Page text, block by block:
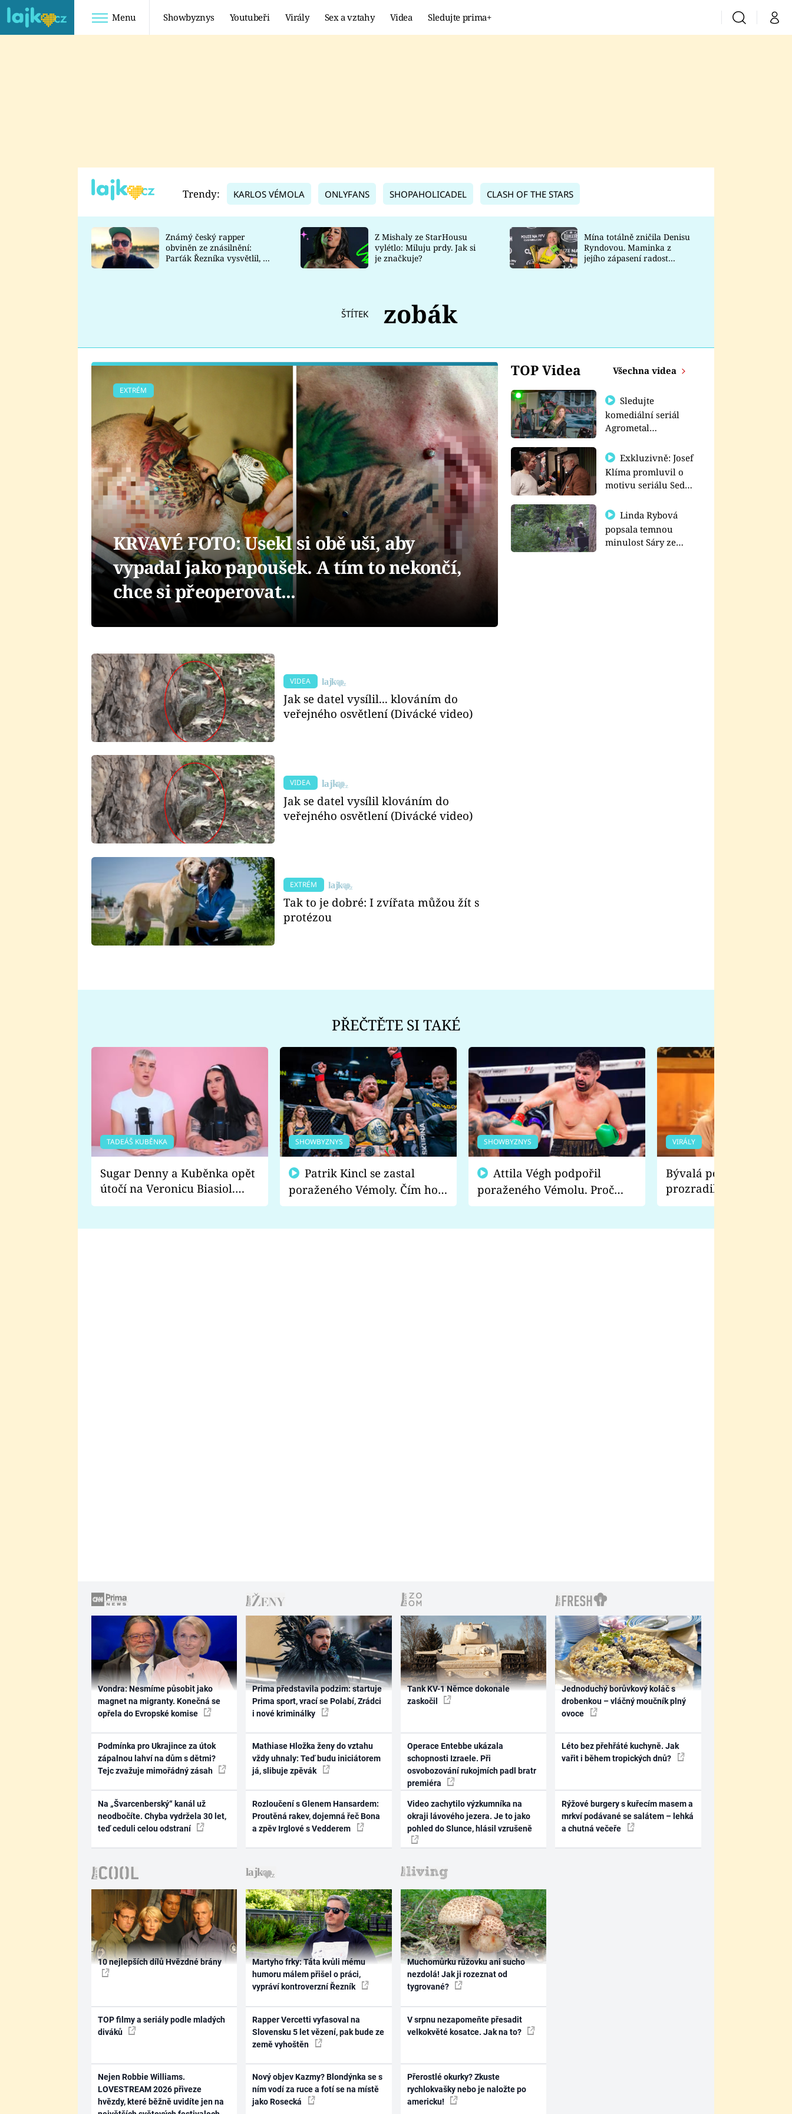
Menu Showbyznys Youtubeři Virály Sex a vztahy Videa Sledujte prima+ VyhledáváníMůj
TADEÁŠ KUBĚNKA
DATEL
Prima Lajk
Sledujte nás
Trendy: KARLOS VÉMOLA ONLYFANS SHOPAHOLICADEL CLASH OF THE STARS
Známý český rapper
obviněn ze znásilnění:
Parťák Řezníka vysvětlil, co
Z Mishaly ze StarHousu
vylétlo: Miluju prdy. Jak si
je značkuje?
Mína totálně zničila Denisu
Ryndovou. Maminka z
jejího zápasení radost
ŠTÍTEK zobák
TOP Videa Všechna videa
Sledujte
komediální seriál
Agrometal
prima+
Exkluzivně: Josef
Klíma promluvil o
motivu seriálu Sedm
Linda Rybová
popsala temnou
minulost Sáry ze
EXTRÉM
KRVAVÉ FOTO: Usekl si obě uši, aby
vypadal jako papoušek. A tím to nekončí,
chce si přeoperovat...
VIDEA
Jak se datel vysílil... klováním do
veřejného osvětlení (Divácké video)
VIDEA
Jak se datel vysílil klováním do
veřejného osvětlení (Divácké video)
EXTRÉM
Tak to je dobré: I zvířata můžou žít s
protézou
PŘEČTĚTE SI TAKÉ
TADEÁŠ KUBĚNKA
Sugar Denny a Kuběnka opět
útočí na Veronicu Biasiol.
Proč je podle nich falešná a
SHOWBYZNYS
poraženého Vémoly. Čím ho
fanoušci naštvali?
SHOWBYZNYS
poraženého Vémolu. Proč
chce raději zápasit s ním než
VIRÁLY
Bývalá pornoherečka
prozradila, co ji
natáčení Euforie.
Vondra: Nesmíme působit jako
magnet na migranty. Konečná se
opřela do Evropské komise
Podmínka pro Ukrajince za útok
zápalnou lahví na dům s dětmi?
Tejc zvažuje mimořádný zásah
Na „Švarcenberský“ kanál už
neodbočíte. Chyba vydržela 30 let,
teď ceduli celou odstraní
Prima představila podzim: startuje
Prima sport, vrací se Polabí, Zrádci
i nové kriminálky
Mathiase Hložka ženy do vztahu
vždy uhnaly: Teď budu iniciátorem
já, slibuje zpěvák
Rozloučení s Glenem Hansardem:
Proutěná rakev, dojemná řeč Bona
a zpěv Irglové s Vedderem
Tank KV-1 Němce dokonale
zaskočil
Operace Entebbe ukázala
schopnosti Izraele. Při
osvobozování rukojmích padl bratr
premiéra
Video zachytilo výzkumníka na
okraji lávového jezera. Je to jako
pohled do Slunce, hlásil vzrušeně
Jednoduchý borůvkový koláč s
drobenkou – vláčný moučník plný
ovoce
Léto bez přehřáté kuchyně. Jak
vařit i během tropických dnů?
Rýžové burgery s kuřecím masem a
mrkví podávané se salátem – lehká
a chutná večeře
10 nejlepších dílů Hvězdné brány
TOP filmy a seriály podle mladých
diváků
Nejen Robbie Williams.
LOVESTREAM 2026 přiveze
hvězdy, které běžně uvidíte jen na
Martyho frky: Táta kvůli mému
humoru málem přišel o práci,
vypráví kontroverzní Řezník
Rapper Vercetti vyfasoval na
Slovensku 5 let vězení, pak bude ze
země vyhoštěn
Nový objev Kazmy? Blondýnka se s
ním vodí za ruce a fotí se na místě
jako Rosecká
Muchomůrku růžovku ani sucho
nezdolá! Jak ji rozeznat od
tygrované?
V srpnu nezapomeňte přesadit
velkokvěté kosatce. Jak na to?
Přerostlé okurky? Zkuste
rychlokvašky nebo je naložte po
americku!